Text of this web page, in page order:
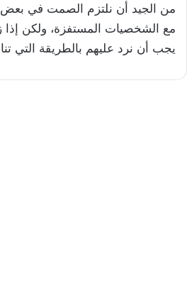
من الجيد أن نلتزم الصمت في بعض
مع الشخصيات المستفزة، ولكن إذا
يجب أن نرد عليهم بالطريقة التي